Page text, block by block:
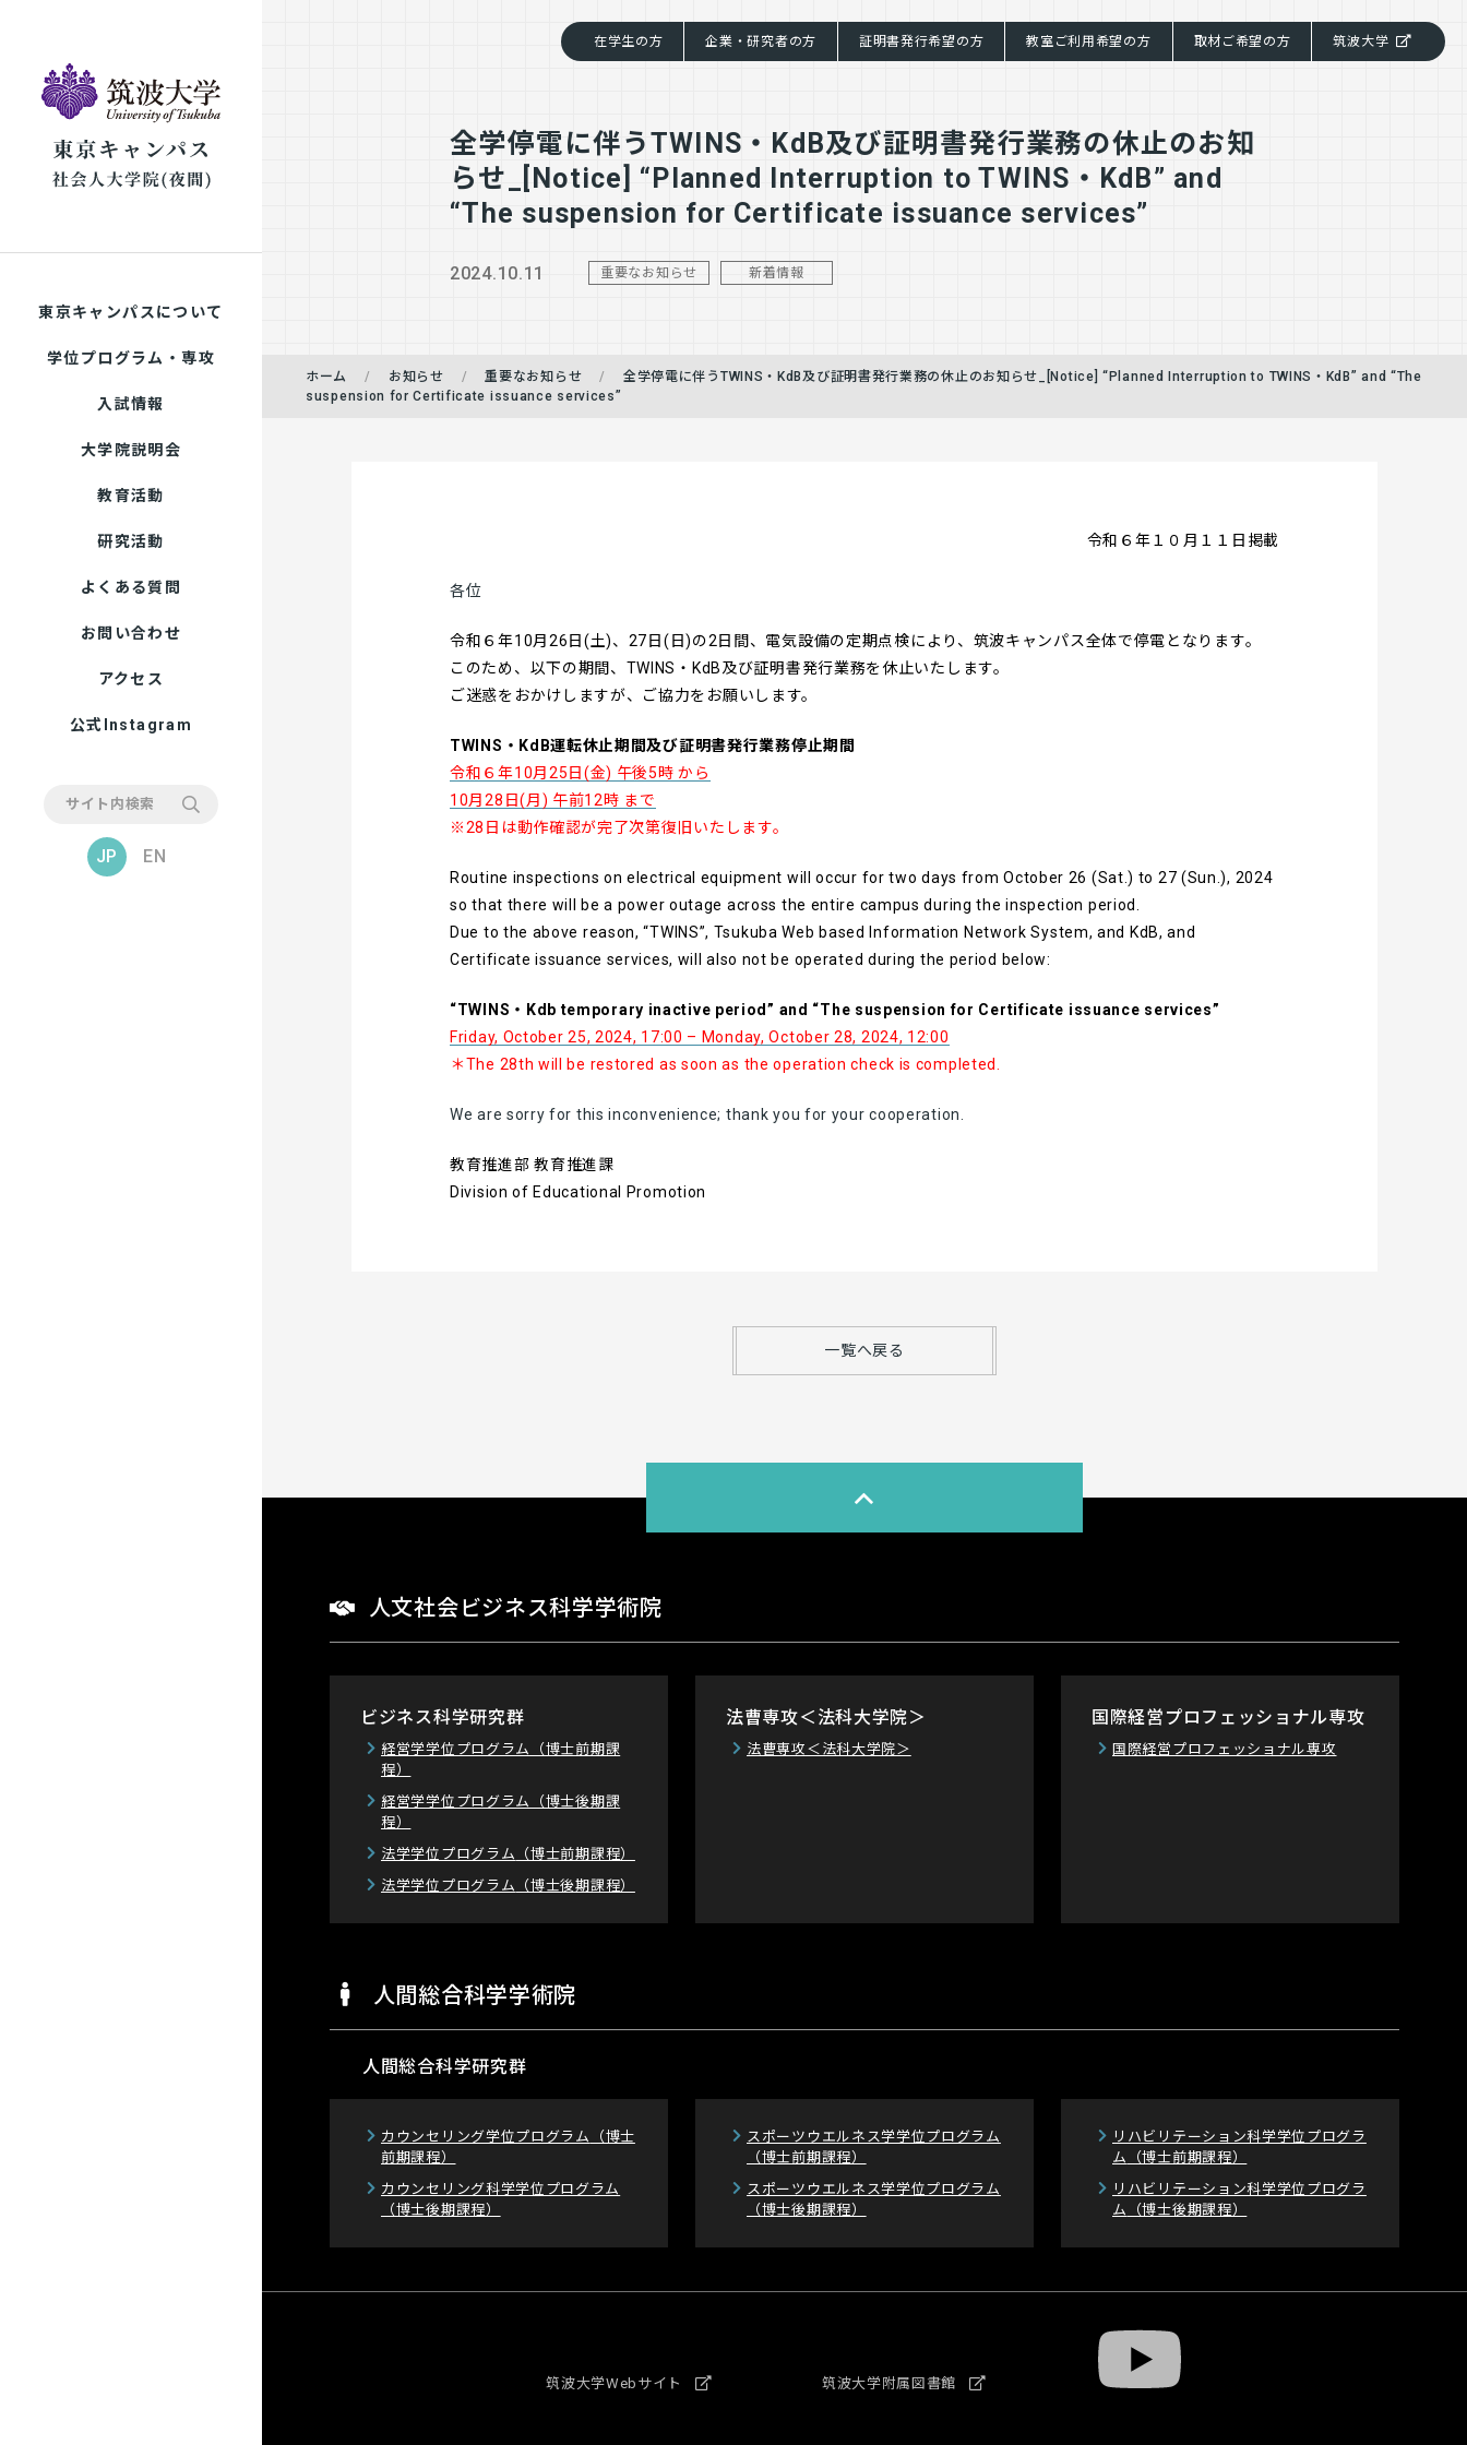
東京キャンパスについて
学位プログラム・専攻
入試情報
大学院説明会
教育活動
研究活動
よくある質問
お問い合わせ
アクセス
公式Instagram
JP EN
在学生の方 企業・研究者の方 証明書発行希望の方 教室ご利用希望の方 取材ご希望の方 筑波大学
全学停電に伴うTWINS・KdB及び証明書発行業務の休止のお知
らせ_[Notice] “Planned Interruption to TWINS・KdB” and
“The suspension for Certificate issuance services”
2024.10.11 重要なお知らせ 新着情報
ホーム お知らせ 重要なお知らせ
全学停電に伴うTWINS・KdB及び証明書発行業務の休止のお知らせ_[Notice] “Planned Interruption to TWINS・KdB” and “The
suspension for Certificate issuance services”
令和６年１０月１１日掲載
各位
令和６年10月26日(土)、27日(日)の2日間、電気設備の定期点検により、筑波キャンパス全体で停電となります。
このため、以下の期間、TWINS・KdB及び証明書発行業務を休止いたします。
ご迷惑をおかけしますが、ご協力をお願いします。
TWINS・KdB運転休止期間及び証明書発行業務停止期間
令和６年10月25日(金) 午後5時 から
10月28日(月) 午前12時 まで
※28日は動作確認が完了次第復旧いたします。
Routine inspections on electrical equipment will occur for two days from October 26 (Sat.) to 27 (Sun.), 2024
so that there will be a power outage across the entire campus during the inspection period.
Due to the above reason, “TWINS”, Tsukuba Web based Information Network System, and KdB, and
Certificate issuance services, will also not be operated during the period below:
“TWINS・Kdb temporary inactive period” and “The suspension for Certificate issuance services”
Friday, October 25, 2024, 17:00 – Monday, October 28, 2024, 12:00
＊The 28th will be restored as soon as the operation check is completed.
We are sorry for this inconvenience; thank you for your cooperation.
教育推進部 教育推進課
Division of Educational Promotion
一覧へ戻る
人文社会ビジネス科学学術院
ビジネス科学研究群
経営学学位プログラム
（博士前期課
程）
経営学学位プログラム
（博士後期課
程）
法学学位プログラム （博士前期課程）
法学学位プログラム （博士後期課程）
法曹専攻＜法科大学院＞
法曹専攻＜法科大学院＞
国際経営プロフェッショナル専攻
国際経営プロフェッショナル専攻
人間総合科学学術院
人間総合科学研究群
カウンセリング学位プログラム
（博士
前期課程）
カウンセリング科学学位プログラム
（博士後期課程）
スポーツウエルネス学学位プログラム
（博士前期課程）
スポーツウエルネス学学位プログラム
（博士後期課程）
リハビリテーション科学学位プログラ
ム
（博士前期課程）
リハビリテーション科学学位プログラ
ム
（博士後期課程）
筑波大学Webサイト 筑波大学附属図書館